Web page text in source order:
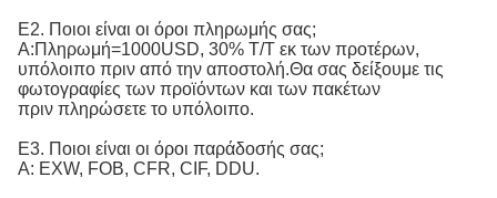
Ε2. Ποιοι είναι οι όροι πληρωμής σας;
Α:Πληρωμή=1000USD, 30% T/T εκ των προτέρων,
υπόλοιπο πριν από την αποστολή.Θα σας δείξουμε τις
φωτογραφίες των προϊόντων και των πακέτων
πριν πληρώσετε το υπόλοιπο.
Ε3. Ποιοι είναι οι όροι παράδοσής σας;
Α: EXW, FOB, CFR, CIF, DDU.